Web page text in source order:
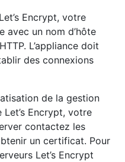
Encrypt, votre
avec un nom d’hôte
L’appliance doit
des connexions
de la gestion
Let’s Encrypt, votre
contactez les
un certificat. Pour
Let’s Encrypt